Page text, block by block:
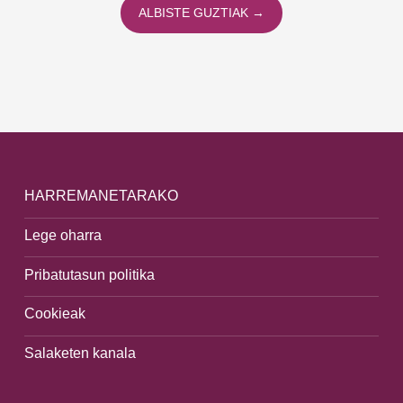
ALBISTE GUZTIAK →
HARREMANETARAKO
Lege oharra
Pribatutasun politika
Cookieak
Salaketen kanala